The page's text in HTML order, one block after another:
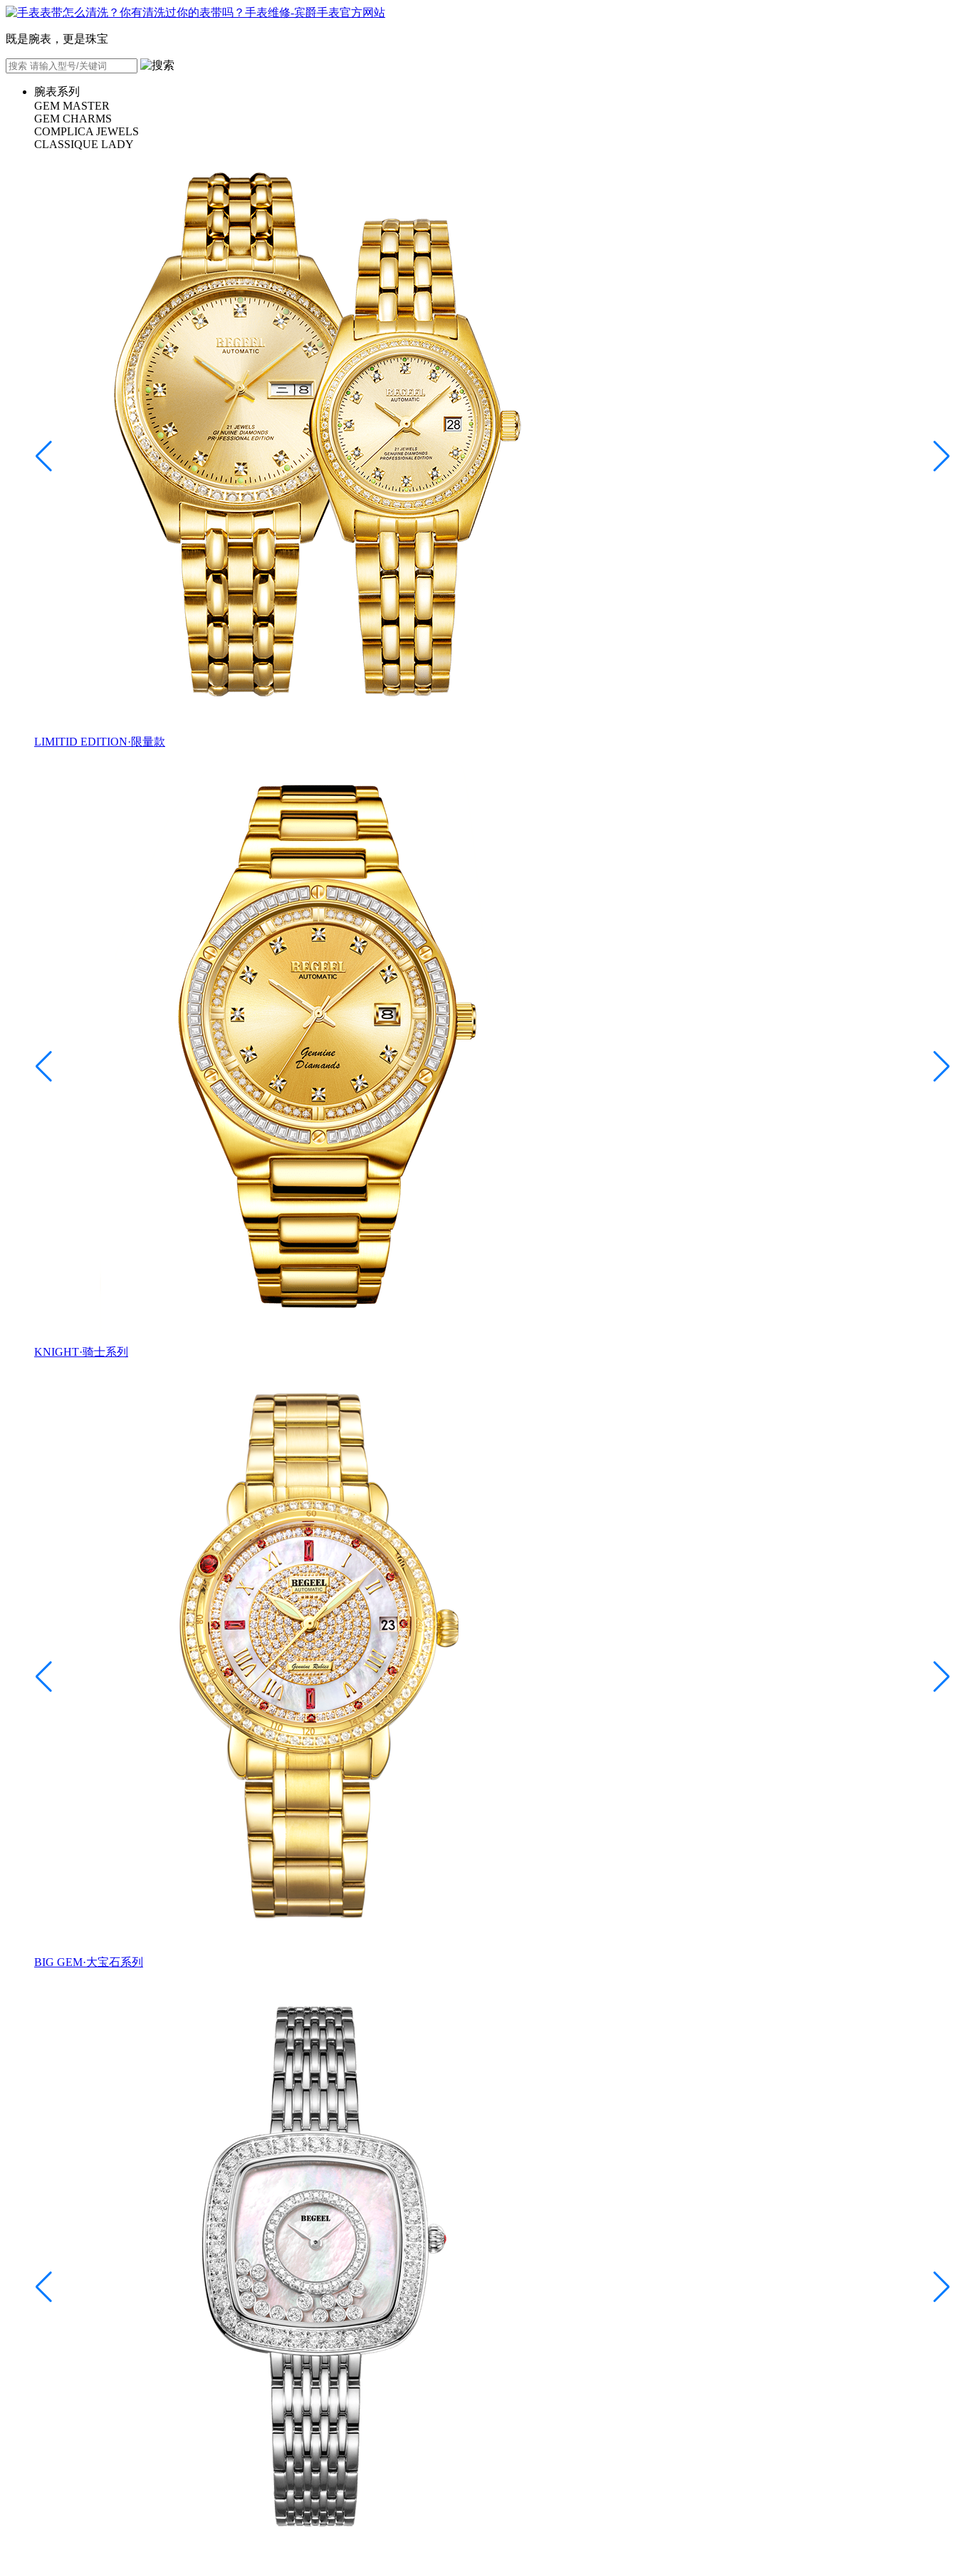
既是腕表，更是珠宝
腕表系列
GEM MASTER
GEM CHARMS
COMPLICA JEWELS
CLASSIQUE LADY
LIMITID EDITION·限量款
KNIGHT·骑士系列
BIG GEM·大宝石系列